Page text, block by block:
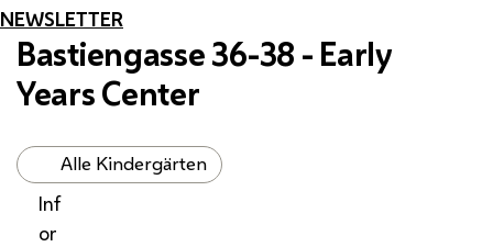
NEWSLETTER
Bastiengasse 36-38 - Early
Years Center
Alle Kindergärten
Inf
or